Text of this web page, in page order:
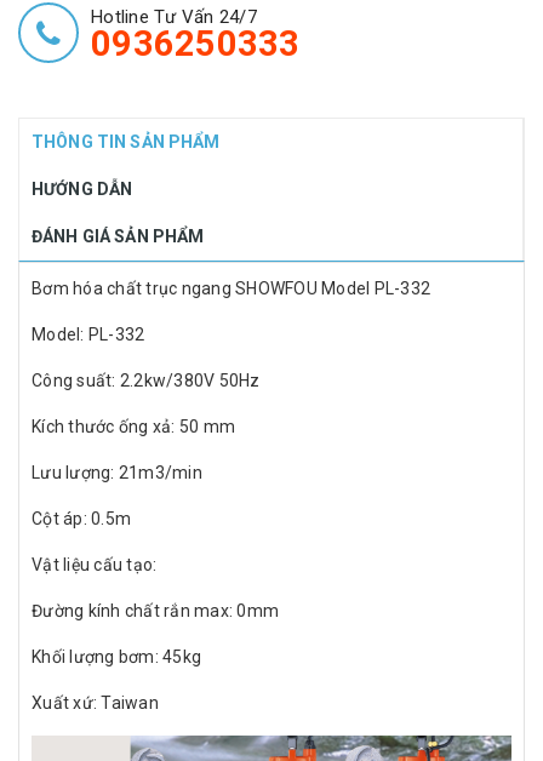
Hotline Tư Vấn 24/7
0936250333
THÔNG TIN SẢN PHẨM
HƯỚNG DẪN
ĐÁNH GIÁ SẢN PHẨM
Bơm hóa chất trục ngang SHOWFOU Model PL-332
Model: PL-332
Công suất: 2.2kw/380V 50Hz
Kích thước ống xả: 50 mm
Lưu lượng: 21m3/min
Cột áp: 0.5m
Vật liệu cấu tạo:
Đường kính chất rắn max: 0mm
Khối lượng bơm: 45kg
Xuất xứ: Taiwan